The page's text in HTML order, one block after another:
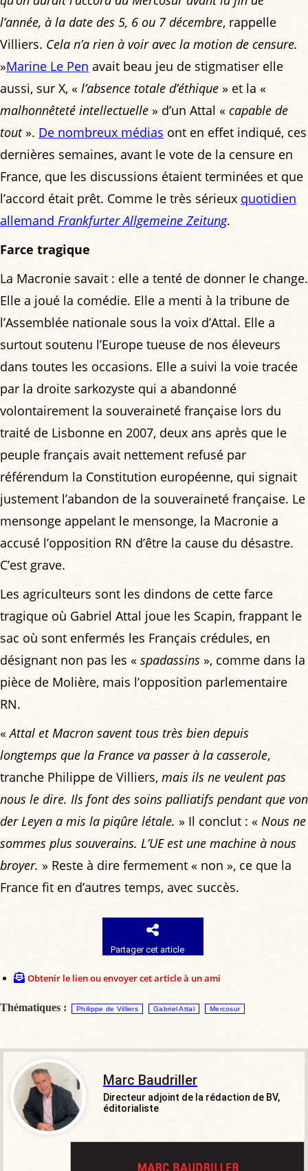
l’année, à la date des 5, 6 ou 7 décembre, rappelle
Villiers. Cela n’a rien à voir avec la motion de censure.
»Marine Le Pen avait beau jeu de stigmatiser elle
aussi, sur X, « l’absence totale d’éthique » et la «
malhonnêteté intellectuelle » d’un Attal « capable de
tout». De nombreux médias ont en effet indiqué, ces
dernières semaines, avant le vote de la censure en
France, que les discussions étaient terminées et que
l’accord était prêt. Comme le très sérieux quotidien
allemand Frankfurter Allgemeine Zeitung.
Farce tragique
La Macronie savait : elle a tenté de donner le change.
Elle a joué la comédie. Elle a menti à la tribune de
l’Assemblée nationale sous la voix d’Attal. Elle a
surtout soutenu l’Europe tueuse de nos éleveurs
dans toutes les occasions. Elle a suivi la voie tracée
par la droite sarkozyste qui a abandonné
volontairement la souveraineté française lors du
traité de Lisbonne en 2007, deux ans après que le
peuple français avait nettement refusé par
référendum la Constitution européenne, qui signait
justement l’abandon de la souveraineté française. Le
mensonge appelant le mensonge, la Macronie a
accusé l’opposition RN d’être la cause du désastre.
C’est grave.
Les agriculteurs sont les dindons de cette farce
tragique où Gabriel Attal joue les Scapin, frappant le
sac où sont enfermés les Français crédules, en
désignant non pas les « spadassins », comme dans la
pièce de Molière, mais l’opposition parlementaire
RN.
«Attal et Macron savent tous très bien depuis
longtemps que la France va passer à la casserole,
tranche Philippe de Villiers, mais ils ne veulent pas
nous le dire. Ils font des soins palliatifs pendant que von
der Leyen a mis la piqûre létale. » Il conclut : « Nous ne
sommes plus souverains. L’UE est une machine à nous
broyer. » Reste à dire fermement « non », ce que la
France fit en d’autres temps, avec succès.
Partager cet article
Obtenir le lien ou envoyer cet article à un ami
Thématiques : Philippe de Villiers Gabriel Attal Mercosur
Marc Baudriller
Directeur adjoint de la rédaction de BV,
éditorialiste